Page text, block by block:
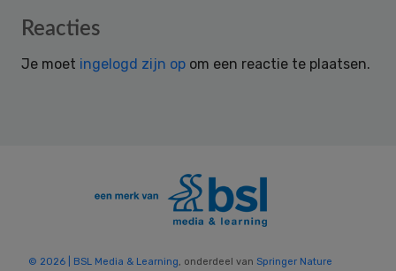
Reader
Reacties
Je moet ingelogd zijn op om een reactie te plaatsen.
© 2026 | BSL Media & Learning , onderdeel van Springer Nature